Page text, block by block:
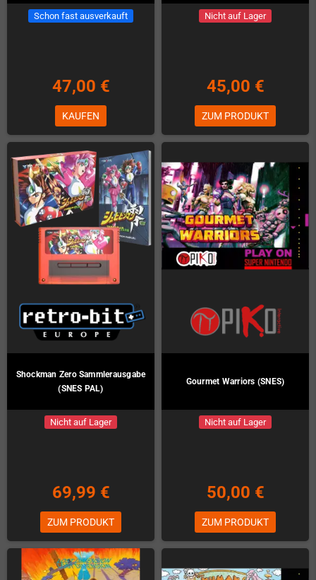
Schon fast ausverkauft
47,00 €
KAUFEN
Nicht auf Lager
45,00 €
ZUM PRODUKT
Shockman Zero Sammlerausgabe
(SNES PAL)
Nicht auf Lager
69,99 €
ZUM PRODUKT
Gourmet Warriors (SNES)
Nicht auf Lager
50,00 €
ZUM PRODUKT